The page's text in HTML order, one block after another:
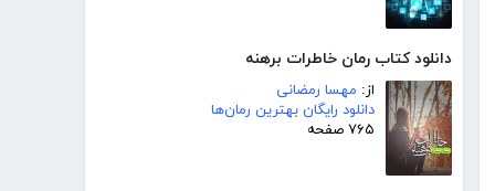
دانلود کتاب رمان خاطرات برهنه
از: مهسا رمضانی
دانلود رایگان بهترین رمان‌ها
۷۶۵ صفحه